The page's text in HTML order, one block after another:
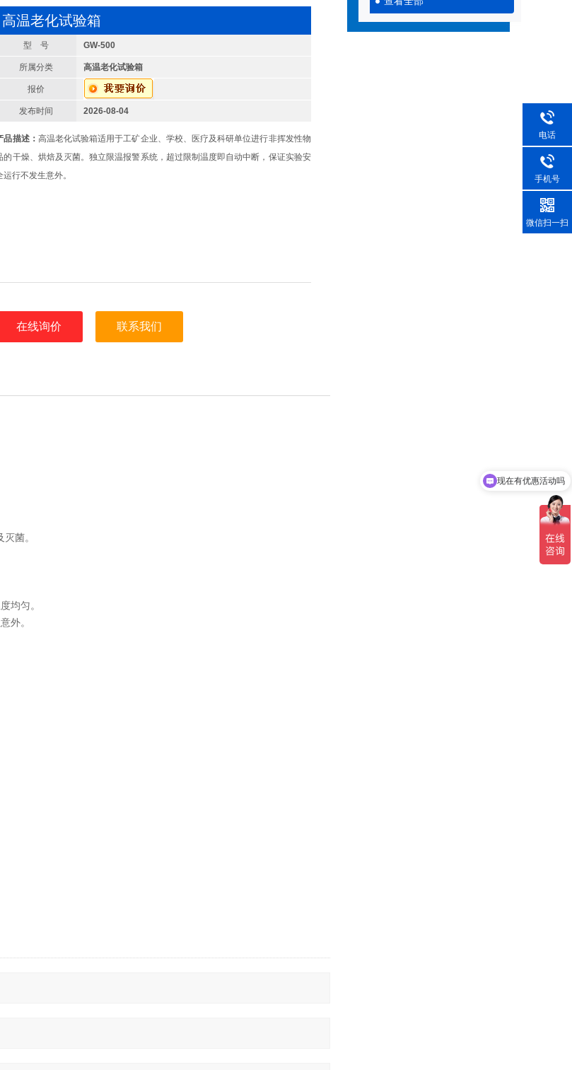
高温老化试验箱
型 号 GW-500
所属分类 高温老化试验箱
报价
发布时间 2026-08-04
品描述： 高温老化试验箱适用于工矿企业、学校、医疗及科研单位进行非挥发性物
的干燥、烘焙及灭菌。独立限温报警系统，超过限制温度即自动中断，保证实验安
运行不发生意外。
在线询价 联系我们
菌。
均匀。
外。
电话
手机号
微信扫一扫
现在有优惠活动吗